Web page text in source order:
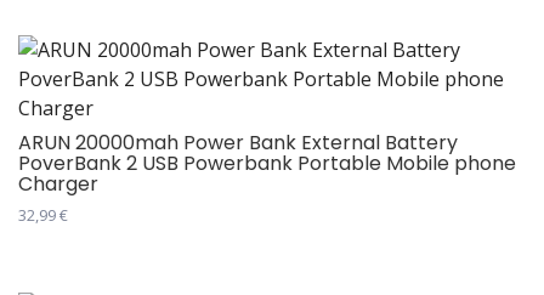
производа.
има
више
варијанти.
Опције
могу
бити
изабране
ARUN 20000mah Power Bank External Battery
PoverBank 2 USB Powerbank Portable Mobile phone
Charger
32,99€